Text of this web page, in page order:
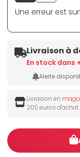
Une erreur est
Livraison à
En stock dans
Alerte
Livraison en
200 euros d'achat